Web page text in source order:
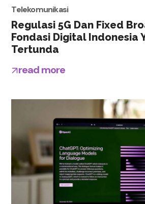
Telekomunikasi
Regulasi 5G Dan Fixed
Fondasi Digital Indonesia
Tertunda
read more